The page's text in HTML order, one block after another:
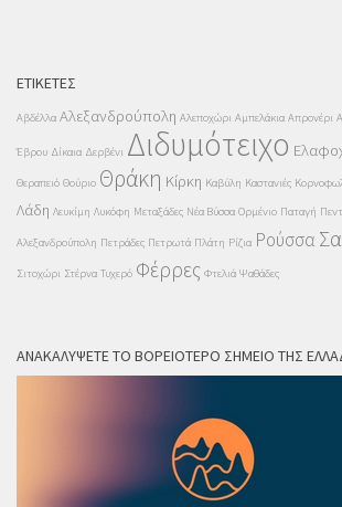
ΕΤΙΚΈΤΕΣ
Αβδέλλα Αλεξανδρούπολη Αλεποχώρι Αμπελάκια Απρονέρι
Έβρου Δίκαια Δερβένι Διδυμότειχο
Θεραπειό Θούριο Θράκη Κίρκη Καβύλη Καστανιές
Λάδη Λευκίμη Λυκόφη Μεταξάδες Νέα Βύσσα Ορμένιο Παταγή
Αλεξανδρούπολη Πετράδες Πετρωτά Πλάτη Ρίζια Ρούσσα
Σιτοχώρι Στέρνα Τυχερό Φέρρες Φτελιά Ψαθάδες
ΑΝΑΚΑΛΎΨΕΤΕ ΤΟ ΒΟΡΕΙΌΤΕΡΟ ΣΗΜΕΊΟ ΤΗΣ